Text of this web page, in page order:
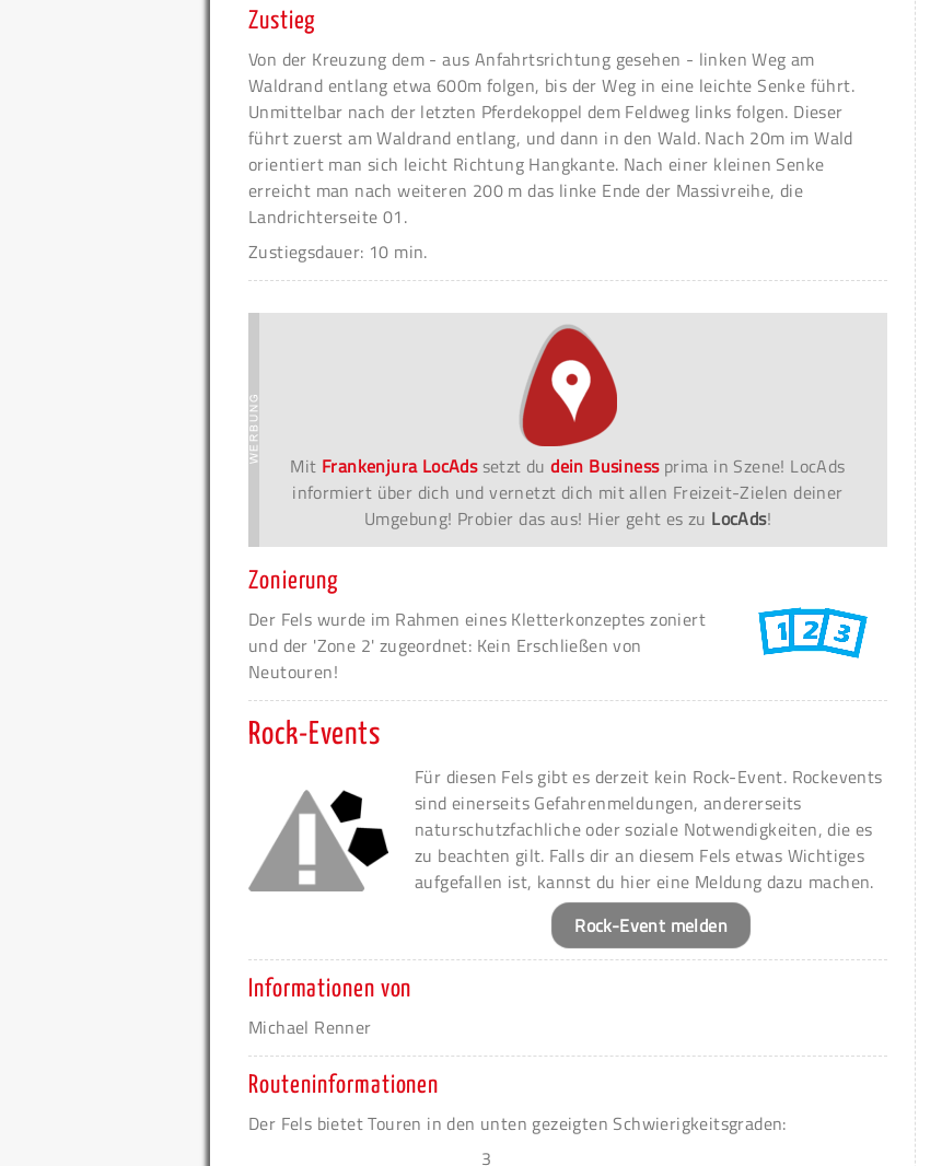
Zustieg
Von der Kreuzung dem - aus Anfahrtsrichtung gesehen - linken Weg am
Waldrand entlang etwa 600m folgen, bis der Weg in eine leichte Senke führt.
Unmittelbar nach der letzten Pferdekoppel dem Feldweg links folgen. Dieser
führt zuerst am Waldrand entlang, und dann in den Wald. Nach 20m im Wald
orientiert man sich leicht Richtung Hangkante. Nach einer kleinen Senke
erreicht man nach weiteren 200 m das linke Ende der Massivreihe, die
Landrichterseite 01.
Zustiegsdauer: 10 min.
Mit Frankenjura LocAdssetzt dudein Businessprima in Szene! LocAds
informiert über dich und vernetzt dich mit allen Freizeit-Zielen deiner
Umgebung! Probier das aus! Hier geht es zu LocAds!
Zonierung
Der Fels wurde im Rahmen eines Kletterkonzeptes zoniert
und der 'Zone 2' zugeordnet: Kein Erschließen von
Neutouren!
Rock-Events
Für diesen Fels gibt es derzeit kein Rock-Event. Rockevents
sind einerseits Gefahrenmeldungen, andererseits
naturschutzfachliche oder soziale Notwendigkeiten, die es
zu beachten gilt. Falls dir an diesem Fels etwas Wichtiges
aufgefallen ist, kannst du hier eine Meldung dazu machen.
Rock-Event melden
Informationen von
Michael Renner
Routeninformationen
Der Fels bietet Touren in den unten gezeigten Schwierigkeitsgraden:
3